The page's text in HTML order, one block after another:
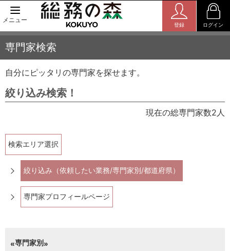
メニュー
登録 ログイン
専門家検索
自分にピッタリの専門家を探せます。
絞り込み検索！
現在の総専門家数2人
検索エリア選択
絞り込み（依頼したい業務/専門家別/都道府県）
専門家プロフィールページ
専門家別